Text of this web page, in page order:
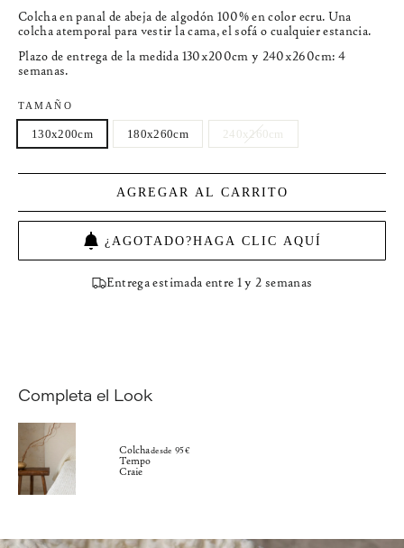
Colcha en panal de abeja de algodón 100% en color ecru. Una
colcha atemporal para vestir la cama, el sofá o cualquier estancia.
Plazo de entrega de la medida 130x200cm y 240x260cm: 4
semanas.
TAMAÑO
130x200cm 180x260cm 240x260cm
AGREGAR AL CARRITO
¿AGOTADO?HAGA CLIC AQUÍ
Entrega estimada entre 1 y 2 semanas
Completa el Look
Colcha
Tempo
Craie
desde 95€